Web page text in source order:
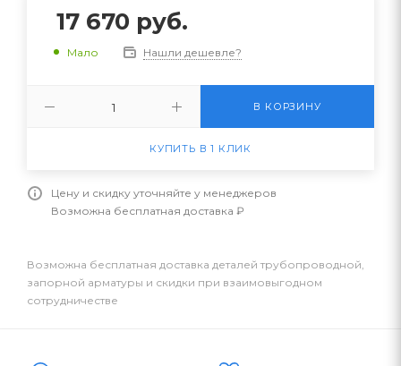
17 670 руб.
Мало Нашли дешевле?
В КОРЗИНУ
КУПИТЬ В 1 КЛИК
Цену и скидку уточняйте у менеджеров
Возможна бесплатная доставка ₽
Возможна бесплатная доставка деталей трубопроводной,
запорной арматуры и скидки при взаимовыгодном
сотрудничестве